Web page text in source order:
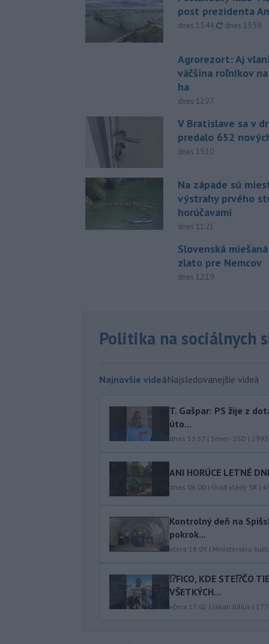
post prezidenta
dnes 13:44, aktualizované
dnes 13:59
Agrorezort: Aj
väčšina roľníkov
ha
dnes 12:27
V Bratislave sa v
predalo 652
dnes 15:10
Na západe sú
výstrahy prvého
horúčavami
dnes 11:21
Slovenská
zlato pre Nemcov
dnes 12:19
Politika na sociálnych
Najnovšie videáNajsledovanejšie videá
T. Gašpar: PS žije z
úto...
dnes 11:57 | Smer - SSD | 2993
ANI HORÚCE LETNÉ
dnes 06:00 | Úrad vlády SR |
Kontrolný deň na
pokrok...
včera 18:09 | Ministerstvo
⁉️FICO, KDE STE⁉️ČO
VŠETKÝCH...
včera 17:02 |Jakab Július |